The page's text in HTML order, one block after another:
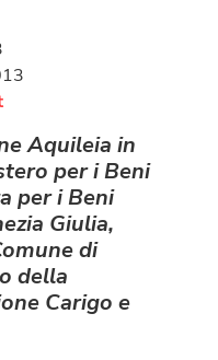
Aquileia in
per i Beni
per i Beni
Giulia,
di
della
Carigo e